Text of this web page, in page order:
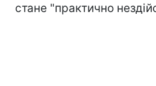
стане "практично